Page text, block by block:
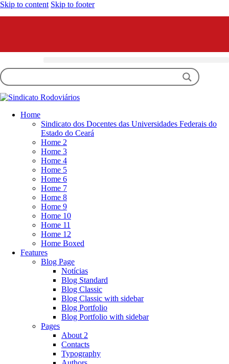
Skip to content Skip to footer
Home
Sindicato dos Docentes das Universidades Federais do
Estado do Ceará
Home 2
Home 3
Home 4
Home 5
Home 6
Home 7
Home 8
Home 9
Home 10
Home 11
Home 12
Home Boxed
Features
Blog Page
Notícias
Blog Standard
Blog Classic
Blog Classic with sidebar
Blog Portfolio
Blog Portfolio with sidebar
Pages
About 2
Contacts
Typography